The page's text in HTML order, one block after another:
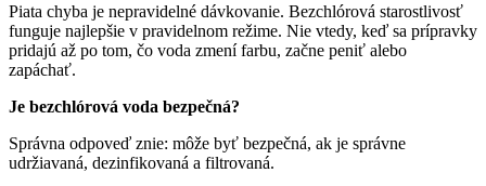
Piata chyba je nepravidelné dávkovanie. Bezchlórová starostlivosť
funguje najlepšie v pravidelnom režime. Nie vtedy, keď sa prípravky
pridajú až po tom, čo voda zmení farbu, začne peniť alebo
zapáchať.
Je bezchlórová voda bezpečná?
Správna odpoveď znie: môže byť bezpečná, ak je správne
udržiavaná, dezinfikovaná a filtrovaná.